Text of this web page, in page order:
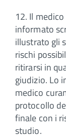
12. Il
informato
illustrato gli
rischi
ritirarsi in
giudizio. Lo
medico
protocollo
finale con i
studio.